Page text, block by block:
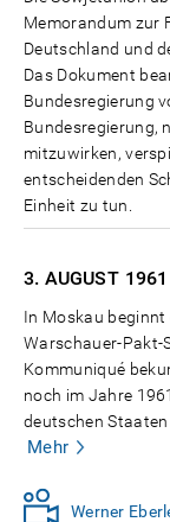
Memorandum zur
Deutschland und
Das Dokument
Bundesregierung
Bundesregierung,
mitzuwirken,
entscheidenden
Einheit zu tun.
3. AUGUST 1961
In Moskau
Warschauer-Pakt-
Kommuniqué
noch im Jahre
deutschen Staaten
Mehr
Werner